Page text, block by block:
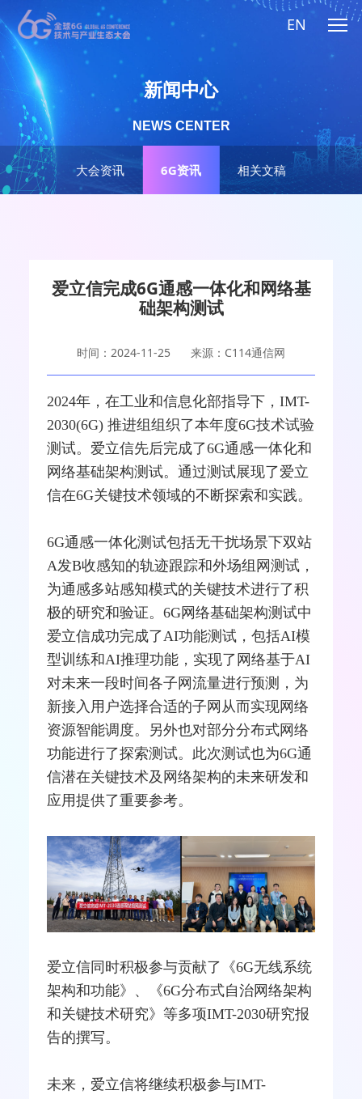
EN
大会资讯 6G资讯 相关文稿
新闻中心
NEWS CENTER
爱立信完成6G通感一体化和网络基
础架构测试
时间：2024-11-25 来源：C114通信网
2024年，在工业和信息化部指导下，IMT-
2030(6G) 推进组组织了本年度6G技术试验
测试。 爱立信先后完成了6G通感一体化和
网络基础架构测试。通过测试展现了爱立
信在6G关键技术领域的不断探索和实践。
6G通感一体化测试包括无干扰场景下双站
A发B收感知的轨迹跟踪和外场组网测试，
为通感多站感知模式的关键技术进行了积
极的研究和验证。6G网络基础架构测试中
爱立信成功完成了AI功能测试，包括AI模
型训练和AI推理功能，实现了网络基于AI
对未来一段时间各子网流量进行预测，为
新接入用户选择合适的子网从而实现网络
资源智能调度。另外也对部分分布式网络
功能进行了探索测试。此次测试也为6G通
信潜在关键技术及网络架构的未来研发和
应用提供了重要参考。
爱立信同时积极参与贡献了《6G无线系统
架构和功能》、《6G分布式自治网络架构
和关键技术研究》等多项IMT-2030研究报
告的撰写。
未来，爱立信将继续积极参与IMT-